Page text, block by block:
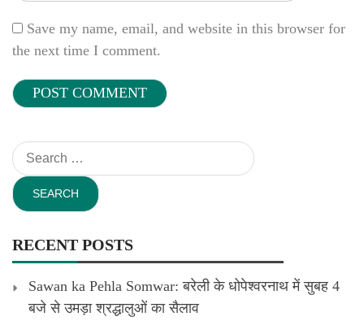
Save my name, email, and website in this browser for
the next time I comment.
Search
for:
RECENT POSTS
Sawan ka Pehla Somwar: बरेली के धोपेश्वरनाथ में सुबह 4
बजे से उमड़ा श्रद्धालुओं का सैलाव